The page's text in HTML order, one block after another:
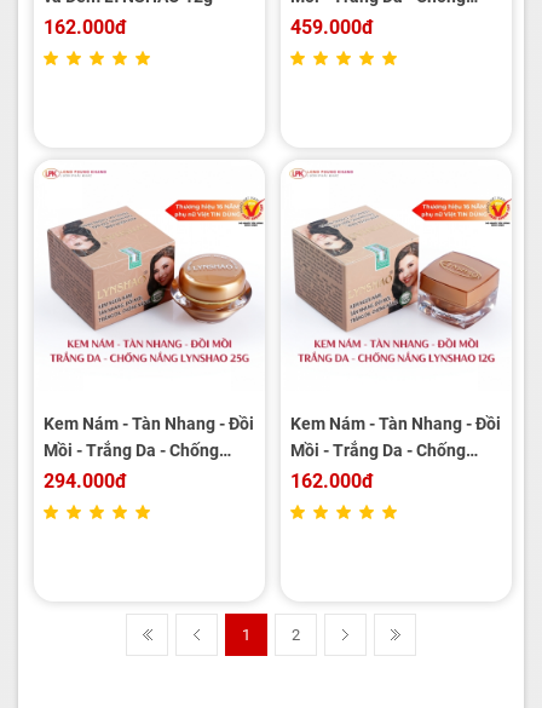
162.000đ
Nắng LYNSHAO 40g
459.000đ
Kem Nám - Tàn Nhang - Đồi
Mồi - Trắng Da - Chống
Nắng LYNSHAO 25g
294.000đ
Kem Nám - Tàn Nhang - Đồi
Mồi - Trắng Da - Chống
Nắng LYNSHAO 12g
162.000đ
1 2